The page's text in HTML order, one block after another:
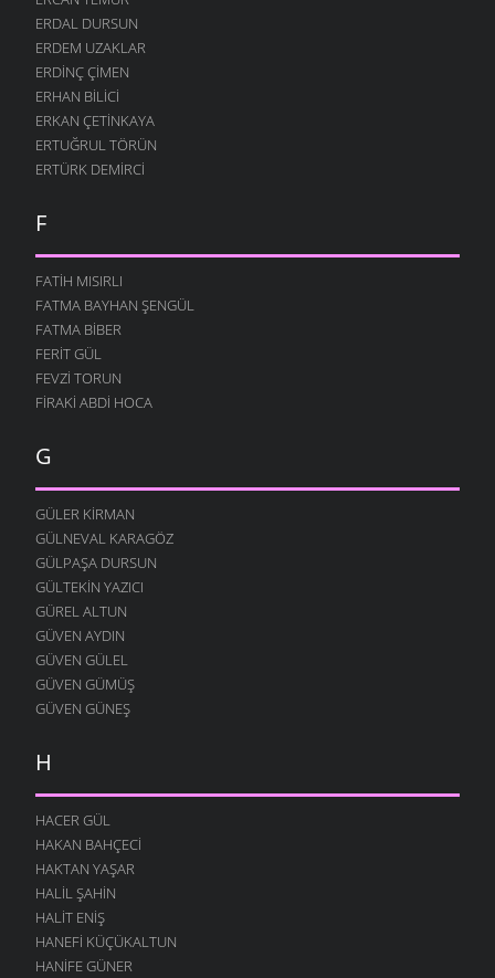
ERDAL DURSUN
ERDEM UZAKLAR
ERDINÇ ÇIMEN
ERHAN BILICI
ERKAN ÇETINKAYA
ERTUĞRUL TÖRÜN
ERTÜRK DEMIRCI
F
FATIH MISIRLI
FATMA BAYHAN ŞENGÜL
FATMA BIBER
FERIT GÜL
FEVZI TORUN
FIRAKI ABDI HOCA
G
GÜLER KIRMAN
GÜLNEVAL KARAGÖZ
GÜLPAŞA DURSUN
GÜLTEKIN YAZICI
GÜREL ALTUN
GÜVEN AYDIN
GÜVEN GÜLEL
GÜVEN GÜMÜŞ
GÜVEN GÜNEŞ
H
HACER GÜL
HAKAN BAHÇECI
HAKTAN YAŞAR
HALIL ŞAHIN
HALIT ENIŞ
HANEFI KÜÇÜKALTUN
HANIFE GÜNER